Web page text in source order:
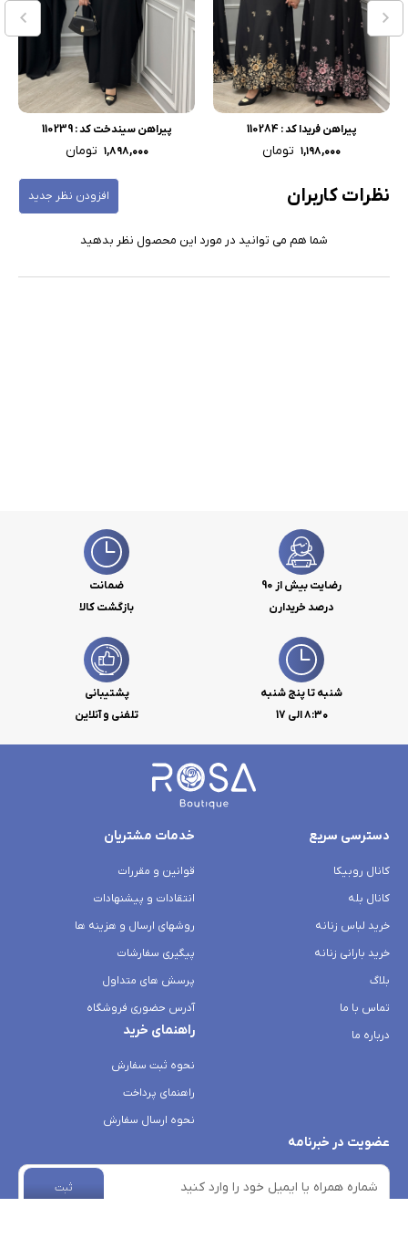
پیراهن فریدا کد : 110284
۱,۱۹۸,۰۰۰ تومان
پیراهن سیندخت کد : 110239
۱,۸۹۸,۰۰۰ تومان
نظرات کاربران افزودن نظر جدید
شما هم می توانید در مورد این محصول نظر بدهید
رضایت بیش از 90
درصد خریدارن
ضمانت
بازگشت کالا
شنبه تا پنج شنبه
۸:۳۰ الی 17
پشتیبانی
تلفنی و آنلاین
دسترسی سریع
کانال روبیکا
کانال بله
خرید لباس زنانه
خرید بارانی زنانه
بلاگ
تماس با ما
درباره ما
خدمات مشتریان
قوانین و مقررات
انتقادات و پیشنهادات
روشهای ارسال و هزینه ها
پیگیری سفارشات
پرسش های متداول
آدرس حضوری فروشگاه
راهنمای خرید
نحوه ثبت سفارش
راهنمای پرداخت
نحوه ارسال سفارش
عضویت در خبرنامه
ثبت